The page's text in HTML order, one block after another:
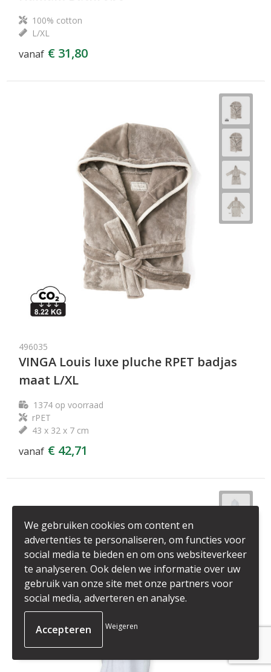
100% cotton
L/XL
vanaf € 31,80
496035
VINGA Louis luxe pluche RPET badjas
maat L/XL
1374op voorraad
rPET
43 x 32 x 7 cm
vanaf € 42,71
We gebruiken cookies om content en
advertenties te personaliseren, om functies voor
social media te bieden en om ons websiteverkeer
te analyseren. Ook delen we informatie over uw
gebruik van onze site met onze partners voor
social media, adverteren en analyse.
Weigeren